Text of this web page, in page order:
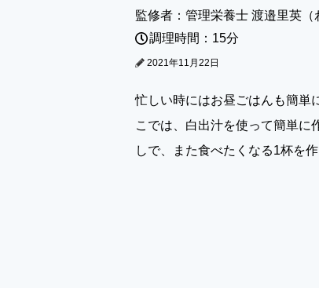
監修者：管理栄養士 渡邉里英（
調理時間：15分
2021年11月22日
忙しい時にはお昼ごはんも簡単
こでは、白出汁を使って簡単に
しで、また食べたくなる1杯を